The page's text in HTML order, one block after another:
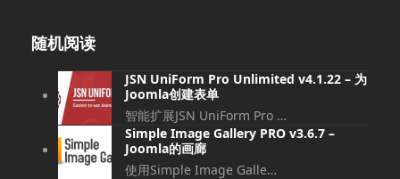
随机阅读
JSN UniForm Pro Unlimited v4.1.22 – 为
Joomla创建表单
智能扩展JSN UniForm Pro …
Simple Image Gallery PRO v3.6.7 –
Joomla的画廊
使用Simple Image Galle…